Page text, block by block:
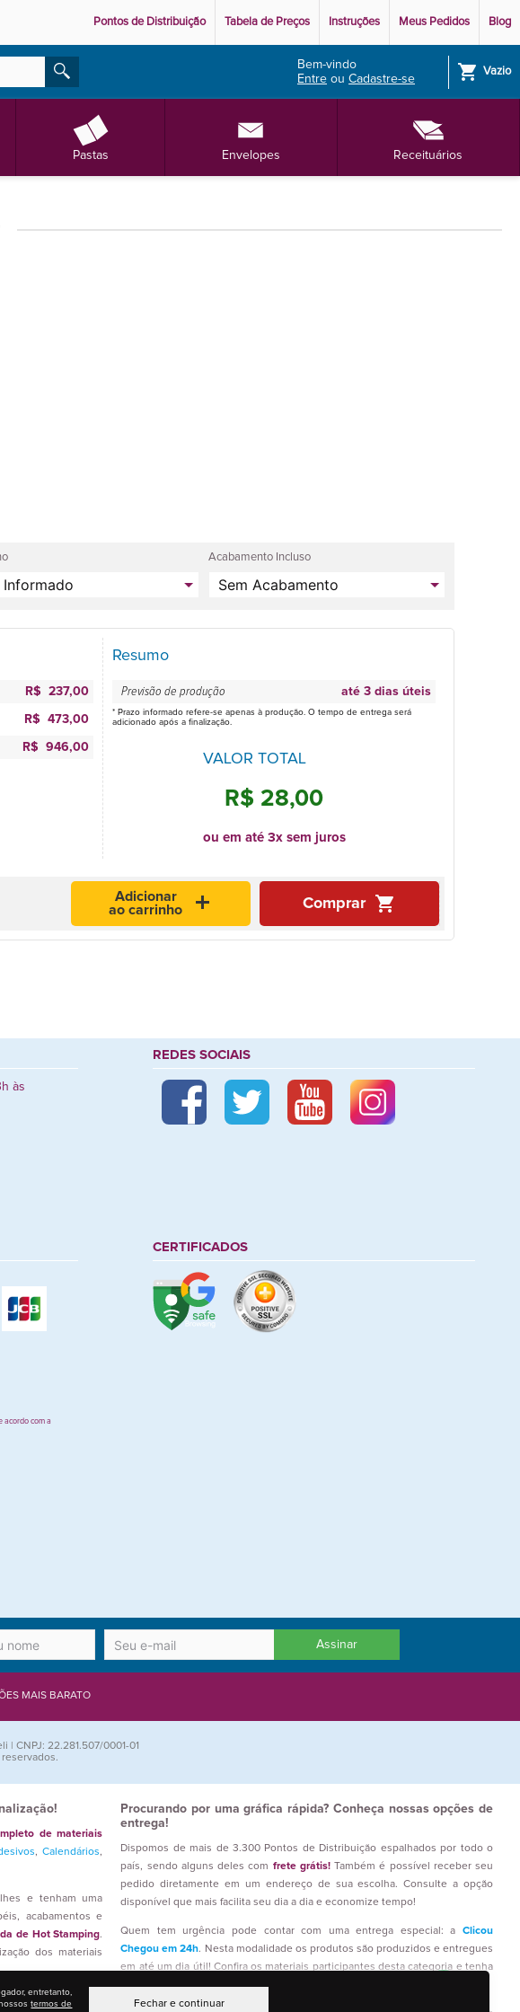
Pontos de Distribuição Tabela de Preços Instruções Meus Pedidos Blog
Bem-vindo
Entre ou Cadastre-se shopping_cart Vazio
Pastas Envelopes Receituários
Acabamento Incluso
R$ 237,00
R$ 473,00
R$ 946,00
Resumo
Previsão de produção até 3 dias úteis
* Prazo informado refere-se apenas à produção. O tempo de entrega será
adicionado após a finalização.
VALOR TOTAL
R$ 28,00
ou em até 3x sem juros
Adicionar
ao carrinho
add Comprar shopping_cart
às
REDES SOCIAIS
acordo com a
CERTIFICADOS
Assinar
MAIS BARATO
| CNPJ: 22.281.507/0001-01
de materiais
,Calendários,
e tenham uma
acabamentos e
de Hot Stamping.
dos materiais
preços competitivos,
Procurando por uma gráfica rápida? Conheça nossas opções de
entrega!
Dispomos de mais de 3.300 Pontos de Distribuição espalhados por todo o
país, sendo alguns deles com frete grátis!Também é possível receber seu
pedido diretamente em um endereço de sua escolha. Consulte a opção
disponível que mais facilita seu dia a dia e economize tempo!
Quem tem urgência pode contar com uma entrega especial: aClicou
Chegou em 24h. Nesta modalidade os produtos são produzidos e entregues
em até um dia útil! Confira os materiais participantes desta categoria e tenha
seus impressos prontos em um curto prazo!
entretanto,
nossostermos de
Fechar e continuar